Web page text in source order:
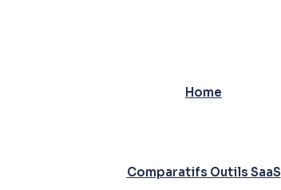
Home
Comparatifs Outils SaaS